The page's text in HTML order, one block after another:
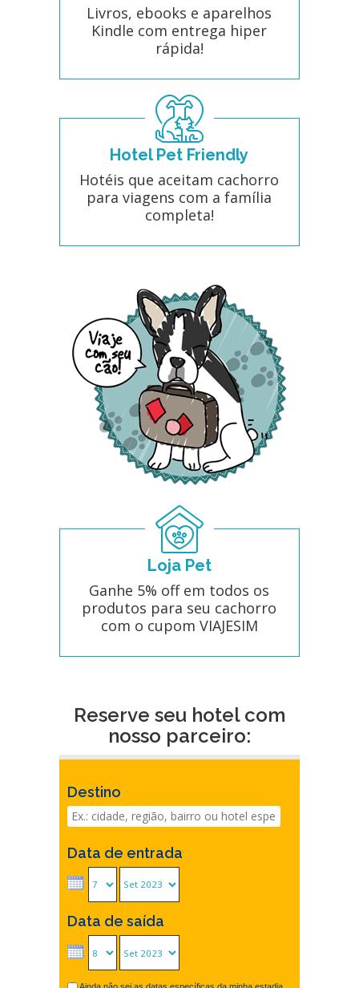
Livros, ebooks e aparelhos
Kindle com entrega hiper
rápida!
Hotel Pet Friendly
Hotéis que aceitam cachorro
para viagens com a família
completa!
Loja Pet
Ganhe 5% off em todos os
produtos para seu cachorro
com o cupom VIAJESIM
Reserve seu hotel com
nosso parceiro:
Destino
Data de entrada
Data de saída